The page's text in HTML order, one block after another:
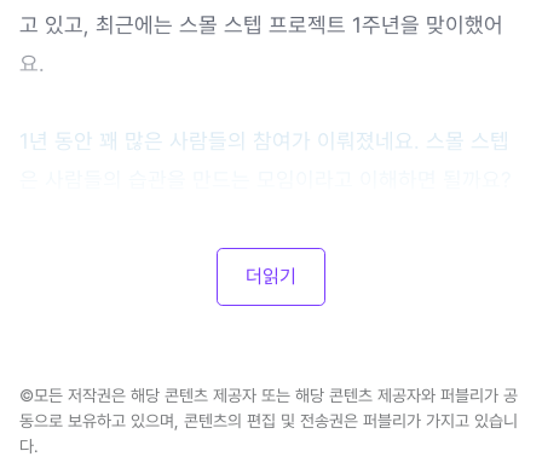
고 있고, 최근에는 스몰 스텝 프로젝트 1주년을 맞이했어
요.
1년 동안 꽤 많은 사람들의 참여가 이뤄졌네요. 스몰 스텝
더읽기
©모든 저작권은 해당 콘텐츠 제공자 또는 해당 콘텐츠 제공자와 퍼블리가 공
동으로 보유하고 있으며, 콘텐츠의 편집 및 전송권은 퍼블리가 가지고 있습니
다.